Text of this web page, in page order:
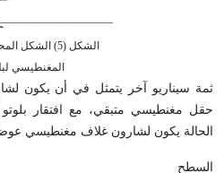
الشكل (5) الشكل
المغنطيسي
حقل مغنطيسي متبقي، مع افتقار
الحالة يكون لشارون غلاف مغنطيسي
السطح